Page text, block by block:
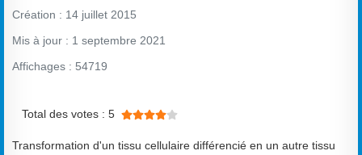
Création : 14 juillet 2015
Mis à jour : 1 septembre 2021
Affichages : 54719
Total des votes : 5
Transformation d'un tissu cellulaire différencié en un autre tissu